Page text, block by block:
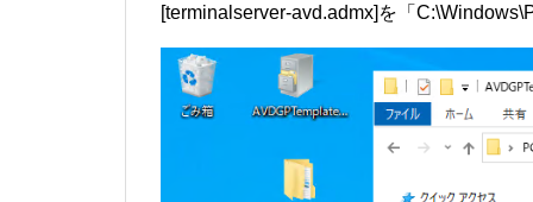
[terminalserver-avd.admx]を「